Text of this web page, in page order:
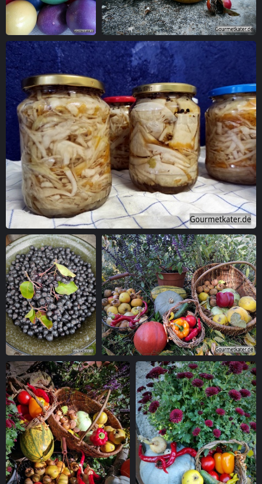
Bunte Ostereier Apfel mit Hagebutte
Einmach-Zeit
Aronia-Beeren in
grüner Schuessel
Ernte